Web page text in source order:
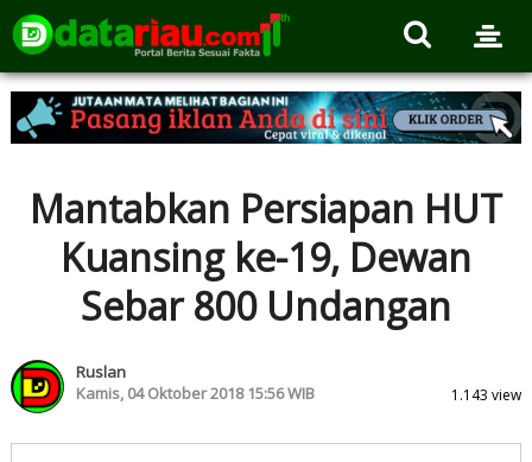
Mantabkan Persiapan HUT
Kuansing ke-19, Dewan
Sebar 800 Undangan
Ruslan
Kamis, 04 Oktober 2018 15:56 WIB
1.143 view